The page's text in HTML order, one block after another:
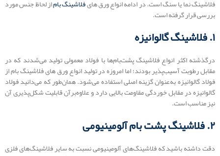
فلاشینگ نما یا سنگ است. در ادامه انواع ورق هایفلاشینگ باماز لحاظ جنس مورد
بررسی قرار گرفته است.
۱. فلاشینگ گالوانیزه
درگذشته اکثر انواع فلاشینگ پشت‌بام‌ها با فولاد معمولی تولید می‌شدند که در
مقابل رطوبت آسیب‌پذیر بودند؛ اما امروزه در تولید انواع ورق های فلاشینگ بام از
فولاد گالوانیزه به‌عنوان گزینه اصلی استفاده می‌شود. همان‌طور که می‌دانید فولاد
گالوانیزه در مقابل خوردگی مقاومت بالایی دارد و علاوه‌برآن قابلیت شکل‌پذیری آن
نیز مناسب است.
۲. فلاشینگ پشت بام آلومینیومی
دقت داشته باشید که فلاشینگ‌های آلومینیومی نسبت به سایر فلاشینگ‌های فلزی